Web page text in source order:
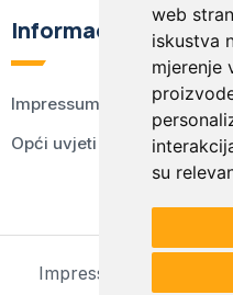
web
iskustva
mjerenje
su
Informacije
Impressum
Opći uvjeti korištenja
Impressum Opći uvjeti